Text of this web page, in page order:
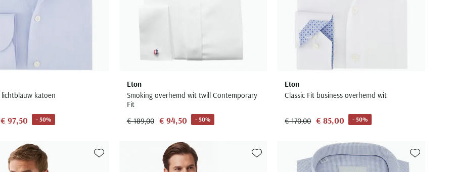
katoen
€ 97,50 - 50%
Eton
Smoking overhemd wit twill Contemporary
Fit
€ 189,00 € 94,50 - 50%
Eton
Classic Fit business overhemd wit
€ 170,00 € 85,00 - 50%
Toevoegen aan favorieten Toevoegen aan favorieten